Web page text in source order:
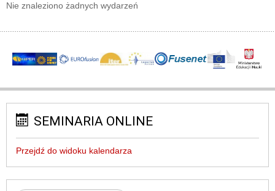
Nie znaleziono żadnych wydarzeń
SEMINARIA ONLINE
Przejdź do widoku kalendarza